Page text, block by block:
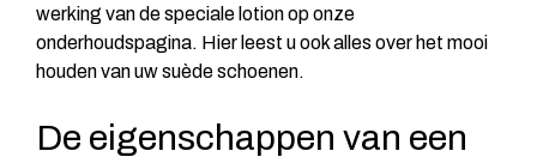
werking van de speciale lotion op onze
onderhoudspagina. Hier leest u ook alles over het mooi
houden van uw suède schoenen.
De eigenschappen van een